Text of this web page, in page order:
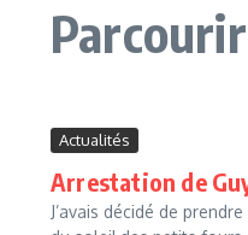
Actualités
Arrestation de
J’avais décidé de